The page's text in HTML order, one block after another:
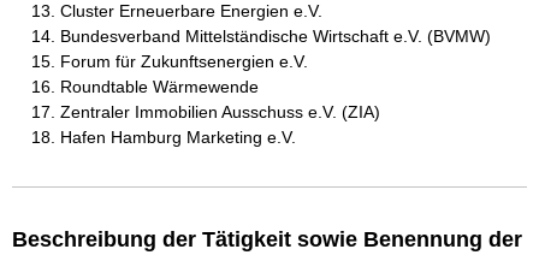
Cluster Erneuerbare Energien e.V.
Bundesverband Mittelständische Wirtschaft e.V. (BVMW)
Forum für Zukunftsenergien e.V.
Roundtable Wärmewende
Zentraler Immobilien Ausschuss e.V. (ZIA)
Hafen Hamburg Marketing e.V.
Beschreibung der Tätigkeit sowie Benennung der